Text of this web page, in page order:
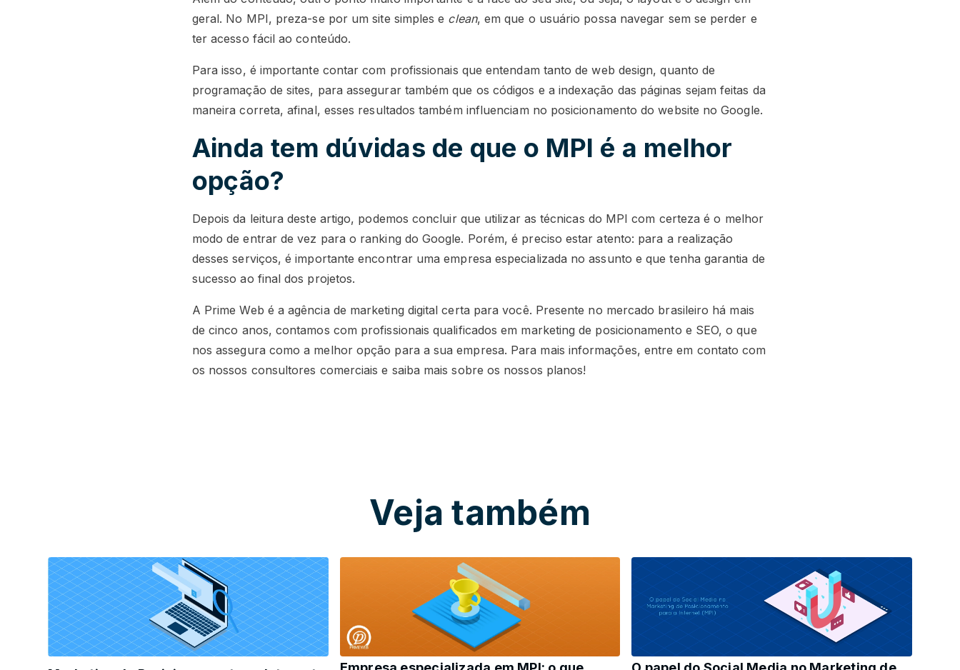
geral. No MPI, preza-se por um site simples e clean, em que o usuário possa navegar sem se perder e
ter acesso fácil ao conteúdo.
Para isso, é importante contar com profissionais que entendam tanto de web design, quanto de
programação de sites, para assegurar também que os códigos e a indexação das páginas sejam feitas da
maneira correta, afinal, esses resultados também influenciam no posicionamento do website no Google.
Ainda tem dúvidas de que o MPI é a melhor
opção?
Depois da leitura deste artigo, podemos concluir que utilizar as técnicas do MPI com certeza é o melhor
modo de entrar de vez para o ranking do Google. Porém, é preciso estar atento: para a realização
desses serviços, é importante encontrar uma empresa especializada no assunto e que tenha garantia de
sucesso ao final dos projetos.
A Prime Web é a agência de marketing digital certa para você. Presente no mercado brasileiro há mais
de cinco anos, contamos com profissionais qualificados em marketing de posicionamento e SEO, o que
nos assegura como a melhor opção para a sua empresa. Para mais informações, entre em contato com
os nossos consultores comerciais e saiba mais sobre os nossos planos!
Veja também